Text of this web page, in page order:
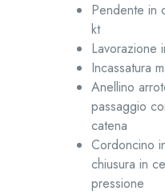
Pendente in
kt
Lavorazione
Incassatura
Anellino
passaggio
catena
Cordoncino
chiusura in
pressione